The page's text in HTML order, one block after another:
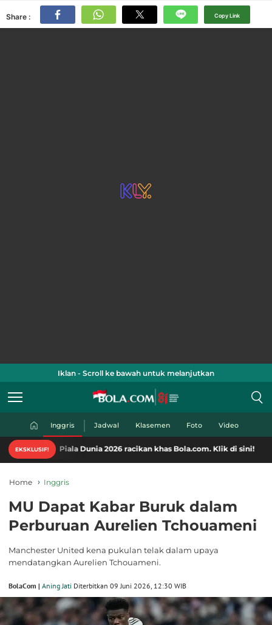
Share : Copy Link
Iklan - Scroll ke bawah untuk melanjutkan
Inggris Jadwal Klasemen Foto Video
EKSKLUSIF!
Dunia 2026 racikan khas Bola.com. Klik di sini!
Home Inggris
MU Dapat Kabar Buruk dalam
Perburuan Aurelien Tchouameni
Manchester United kena pukulan telak dalam upaya
mendatangkan Aurelien Tchouameni.
BolaCom | Aning Jati Diterbitkan 09 Juni 2026, 12:30 WIB